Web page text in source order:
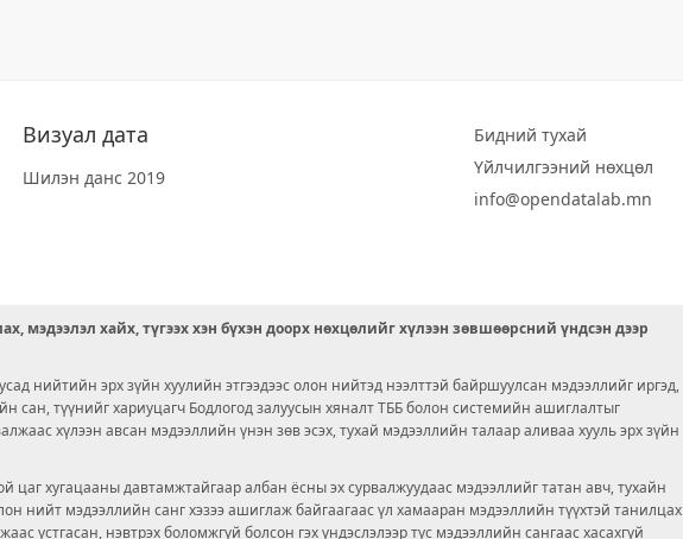
Визуал дата
Шилэн данс 2019
Бидний тухай
Үйлчилгээний нөхцөл
info@opendatalab.mn
© 2026 OPENDATA LAB MONGOLIA.
мэдээлэл хайх, түгээх хэн бүхэн доорх нөхцөлийг хүлээн зөвшөөрсний үндсэн дээр
нийтийн эрх зүйн хуулийн этгээдээс олон нийтэд нээлттэй байршуулсан мэдээллийг иргэд,
сан, түүнийг хариуцагч Бодлогод залуусын хяналт ТББ болон системийн ашиглалтыг
хүлээн авсан мэдээллийн үнэн зөв эсэх, тухай мэдээллийн талаар аливаа хууль эрх зүйн
хугацааны давтамжтайгаар албан ёсны эх сурвалжуудаас мэдээллийг татан авч, тухайн
нийт мэдээллийн санг хэзээ ашиглаж байгаагаас үл хамааран мэдээллийн түүхтэй танилцах
устгасан, нэвтрэх боломжгүй болсон гэх үндэслэлээр тус мэдээллийн сангаас хасахгүй